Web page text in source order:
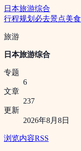
日本旅游综合
行程规划 必去景点美
旅游
日本旅游综合
专题
6
文章
237
更新
2026年8月8日
浏览内容RSS